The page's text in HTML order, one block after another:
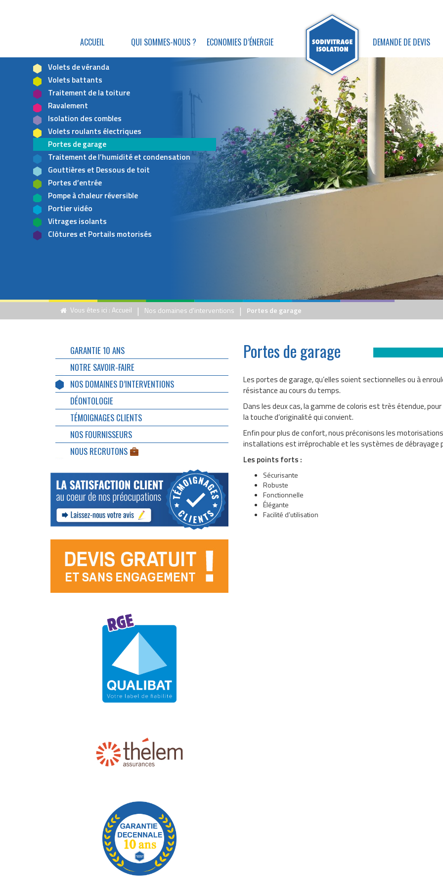
ACCUEIL QUI SOMMES-NOUS ? ECONOMIES D’ÉNERGIE DEMANDE DE DEVIS
Volets de véranda
Volets battants
Traitement de la toiture
Ravalement
Isolation des combles
Volets roulants électriques
Portes de garage
Traitement de l’humidité et condensation
Gouttières et Dessous de toit
Portes d’entrée
Pompe à chaleur réversible
Portier vidéo
Vitrages isolants
Clôtures et Portails motorisés
Vous êtes ici :Accueil | Nos domaines d'interventions | Portes de garage
GARANTIE 10 ANS
NOTRE SAVOIR-FAIRE
NOS DOMAINES D’INTERVENTIONS
DÉONTOLOGIE
TÉMOIGNAGES CLIENTS
NOS FOURNISSEURS
NOUS RECRUTONS
Portes de garage
Les portes de garage, qu’elles soient sectionnelles ou à
résistance au cours du temps.
Dans les deux cas, la gamme de coloris est très étendue,
la touche d’originalité qui convient.
Enfin pour plus de confort, nous préconisons les
installations est irréprochable et les systèmes de
Les points forts :
Sécurisante
Robuste
Fonctionnelle
Élégante
Facilité d’utilisation